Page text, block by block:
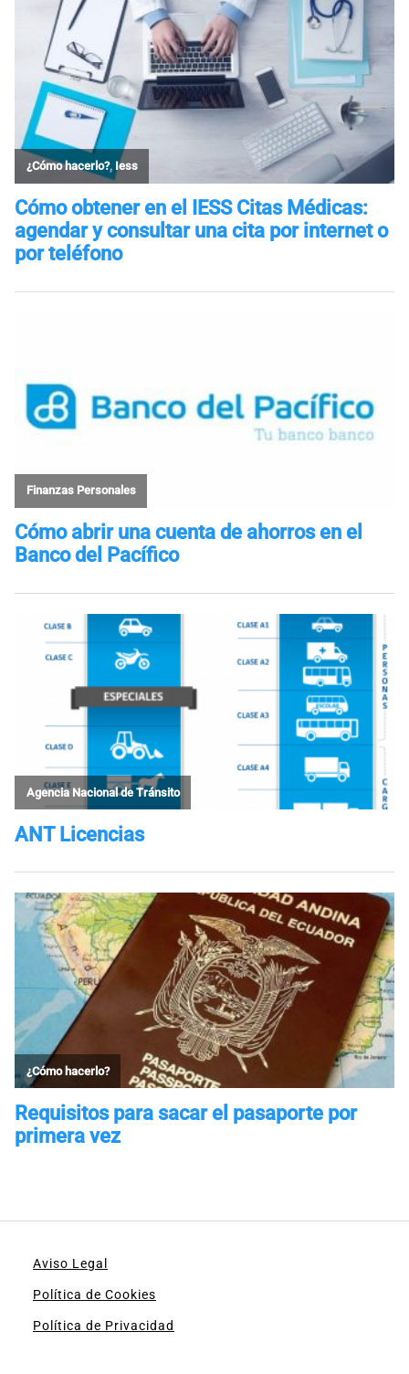
Aviso Legal
Política de Cookies
Política de Privacidad